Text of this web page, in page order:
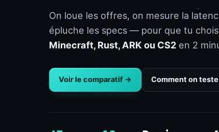
On loue les offres, on mesure la
épluche les specs — pour que tu
Minecraft, Rust, ARK ou CS2 en 2
Voir le comparatif → Comment on teste